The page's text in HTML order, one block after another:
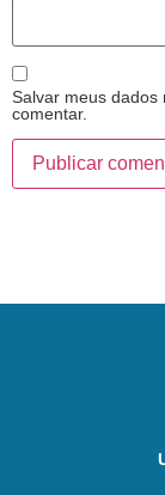
Salvar meus dados
comentar.